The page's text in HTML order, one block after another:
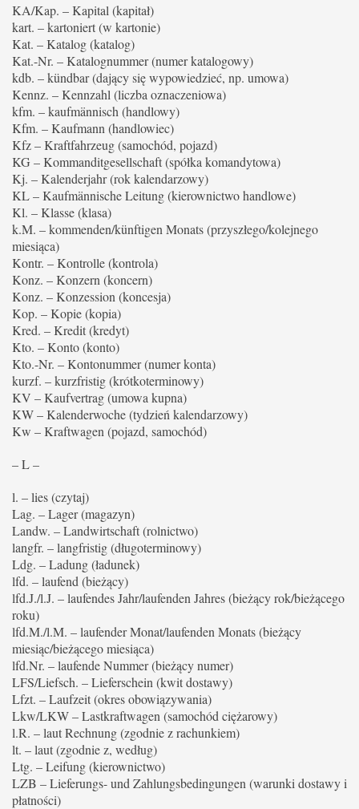
KA/Kap. – Kapital (kapitał)
kart. – kartoniert (w kartonie)
Kat. – Katalog (katalog)
Kat.-Nr. – Katalognummer (numer katalogowy)
kdb. – kündbar (dający się wypowiedzieć, np. umowa)
Kennz. – Kennzahl (liczba oznaczeniowa)
kfm. – kaufmännisch (handlowy)
Kfm. – Kaufmann (handlowiec)
Kfz – Kraftfahrzeug (samochód, pojazd)
KG – Kommanditgesellschaft (spółka komandytowa)
Kj. – Kalenderjahr (rok kalendarzowy)
KL – Kaufmännische Leitung (kierownictwo handlowe)
Kl. – Klasse (klasa)
k.M. – kommenden/künftigen Monats (przyszłego/kolejnego
miesiąca)
Kontr. – Kontrolle (kontrola)
Konz. – Konzern (koncern)
Konz. – Konzession (koncesja)
Kop. – Kopie (kopia)
Kred. – Kredit (kredyt)
Kto. – Konto (konto)
Kto.-Nr. – Kontonummer (numer konta)
kurzf. – kurzfristig (krótkoterminowy)
KV – Kaufvertrag (umowa kupna)
KW – Kalenderwoche (tydzień kalendarzowy)
Kw – Kraftwagen (pojazd, samochód)
– L –
l. – lies (czytaj)
Lag. – Lager (magazyn)
Landw. – Landwirtschaft (rolnictwo)
langfr. – langfristig (długoterminowy)
Ldg. – Ladung (ładunek)
lfd. – laufend (bieżący)
lfd.J./l.J. – laufendes Jahr/laufenden Jahres (bieżący rok/bieżącego
roku)
lfd.M./l.M. – laufender Monat/laufenden Monats (bieżący
miesiąc/bieżącego miesiąca)
lfd.Nr. – laufende Nummer (bieżący numer)
LFS/Liefsch. – Lieferschein (kwit dostawy)
Lfzt. – Laufzeit (okres obowiązywania)
Lkw/LKW – Lastkraftwagen (samochód ciężarowy)
l.R. – laut Rechnung (zgodnie z rachunkiem)
lt. – laut (zgodnie z, według)
Ltg. – Leifung (kierownictwo)
LZB – Lieferungs- und Zahlungsbedingungen (warunki dostawy i
płatności)